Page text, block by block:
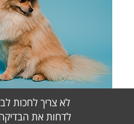
לא צריך לחכות
לדחות את